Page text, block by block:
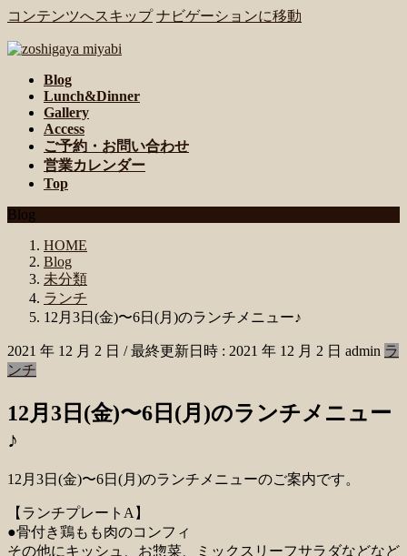
コンテンツへスキップ ナビゲーションに移動
Blog
Lunch&Dinner
Gallery
Access
ご予約・お問い合わせ
営業カレンダー
Top
Blog
HOME
Blog
未分類
ランチ
12月3日(金)〜6日(月)のランチメニュー♪
2021 年 12 月 2 日 / 最終更新日時 : 2021 年 12 月 2 日 admin ラ
ンチ
12月3日(金)〜6日(月)のランチメニュー
♪
12月3日(金)〜6日(月)のランチメニューのご案内です。
【ランチプレートA】
●骨付き鶏もも肉のコンフィ
その他にキッシュ、お惣菜、ミックスリーフサラダなどなど